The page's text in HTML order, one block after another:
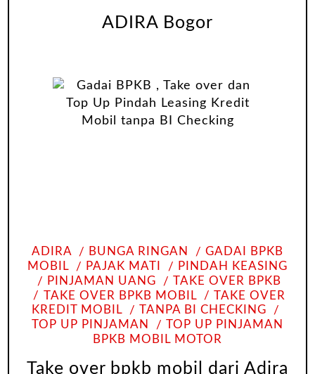
ADIRA Bogor
ADIRA BUNGA RINGAN
GADAI BPKB
MOBIL
PAJAK MATI
PINDAH KEASING
PINJAMAN UANG
TAKE OVER BPKB
TAKE OVER BPKB MOBIL
TAKE OVER
KREDIT MOBIL
TANPA BI CHECKING
TOP UP PINJAMAN
TOP UP PINJAMAN
BPKB MOBIL MOTOR
Take over bpkb mobil dari Adira